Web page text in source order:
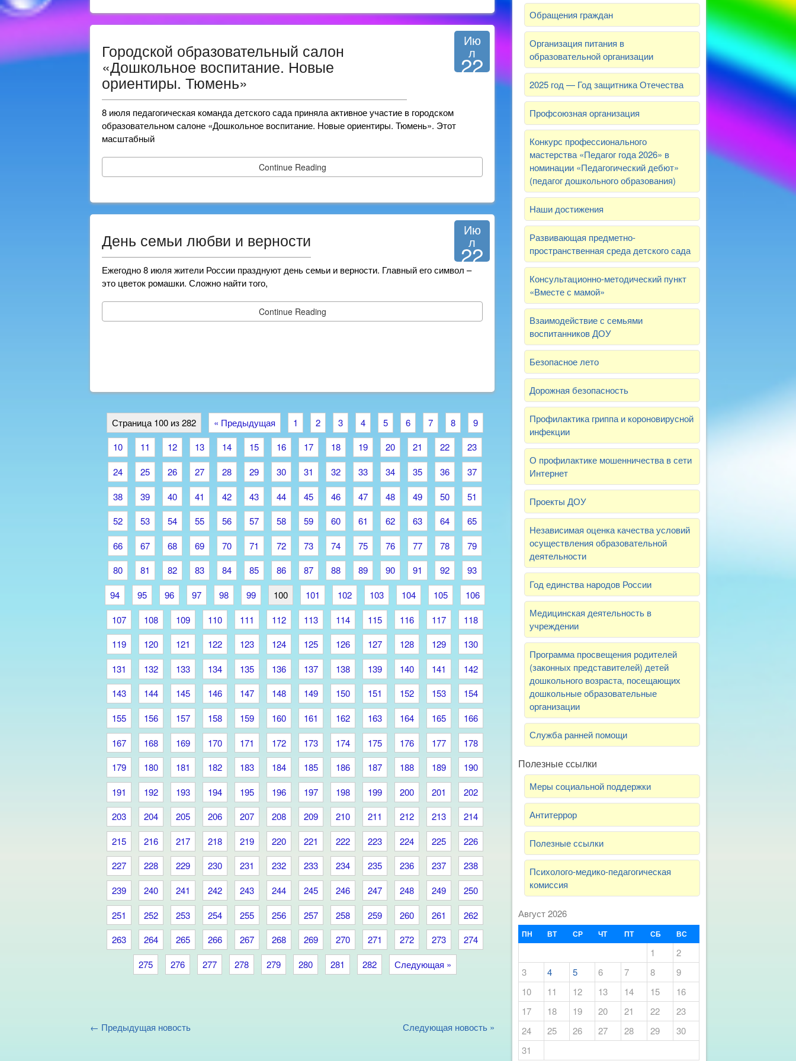
Городской образовательный салон
«Дошкольное воспитание. Новые
ориентиры. Тюмень»
Ию
л
22
8 июля педагогическая команда детского сада приняла активное участие в городском
образовательном салоне «Дошкольное воспитание. Новые ориентиры. Тюмень». Этот
масштабный
Continue Reading
День семьи любви и верности Ию
л
22
Ежегодно 8 июля жители России празднуют день семьи и верности. Главный его символ –
это цветок ромашки. Сложно найти того,
Continue Reading
Страница 100 из 282 « Предыдущая 1 2 3 4 5 6 7 8
9
10
11 12 13 14 15 16 17 18 19 20 21 22
23
24
25 26 27 28 29 30 31 32 33 34 35 36
37
38
39 40 41 42 43 44 45 46 47 48 49 50
51
52
53 54 55 56 57 58 59 60 61 62 63 64
65
66
67 68 69 70 71 72 73 74 75 76 77 78
79
80
81 82 83 84 85 86 87 88 89 90 91 92
93
94
95 96 97 98 99 100 101 102 103 104 105
106
107
108 109 110 111 112 113 114 115 116 117
118
119
120 121 122 123 124 125 126 127 128 129
130
131
132 133 134 135 136 137 138 139 140 141
142
143
144 145 146 147 148 149 150 151 152 153
154
155
156 157 158 159 160 161 162 163 164 165
166
167
168 169 170 171 172 173 174 175 176 177
178
179
180 181 182 183 184 185 186 187 188 189
190
191
192 193 194 195 196 197 198 199 200 201
202
203
204 205 206 207 208 209 210 211 212 213
214
215
216 217 218 219 220 221 222 223 224 225
226
227
228 229 230 231 232 233 234 235 236 237
238
239
240 241 242 243 244 245 246 247 248 249
250
251
252 253 254 255 256 257 258 259 260 261
262
263
264 265 266 267 268 269 270 271 272 273
274
275
276 277 278 279 280 281 282 Следующая »
← Предыдущая новость Следующая новость »
Обращения граждан
Организация питания в
образовательной организации
2025 год — Год защитника Отечества
Профсоюзная организация
Конкурс профессионального
мастерства «Педагог года 2026» в
номинации «Педагогический дебют»
(педагог дошкольного образования)
Наши достижения
Развивающая предметно-
пространственная среда детского сада
Консультационно-методический пункт
«Вместе с мамой»
Взаимодействие с семьями
воспитанников ДОУ
Безопасное лето
Дорожная безопасность
Профилактика гриппа и короновирусной
инфекции
О профилактике мошенничества в сети
Интернет
Проекты ДОУ
Независимая оценка качества условий
осуществления образовательной
деятельности
Год единства народов России
Медицинская деятельность в
учреждении
Программа просвещения родителей
(законных представителей) детей
дошкольного возраста, посещающих
дошкольные образовательные
организации
Служба ранней помощи
Полезные ссылки
Меры социальной поддержки
Антитеррор
Полезные ссылки
Психолого-медико-педагогическая
комиссия
Август 2026
ПН ВТ СР ЧТ ПТ СБ ВС
1
2
3
4 5 6 7 8
9
10
11 12 13 14 15
16
17
18 19 20 21 22
23
24
25 26 27 28 29
30
31